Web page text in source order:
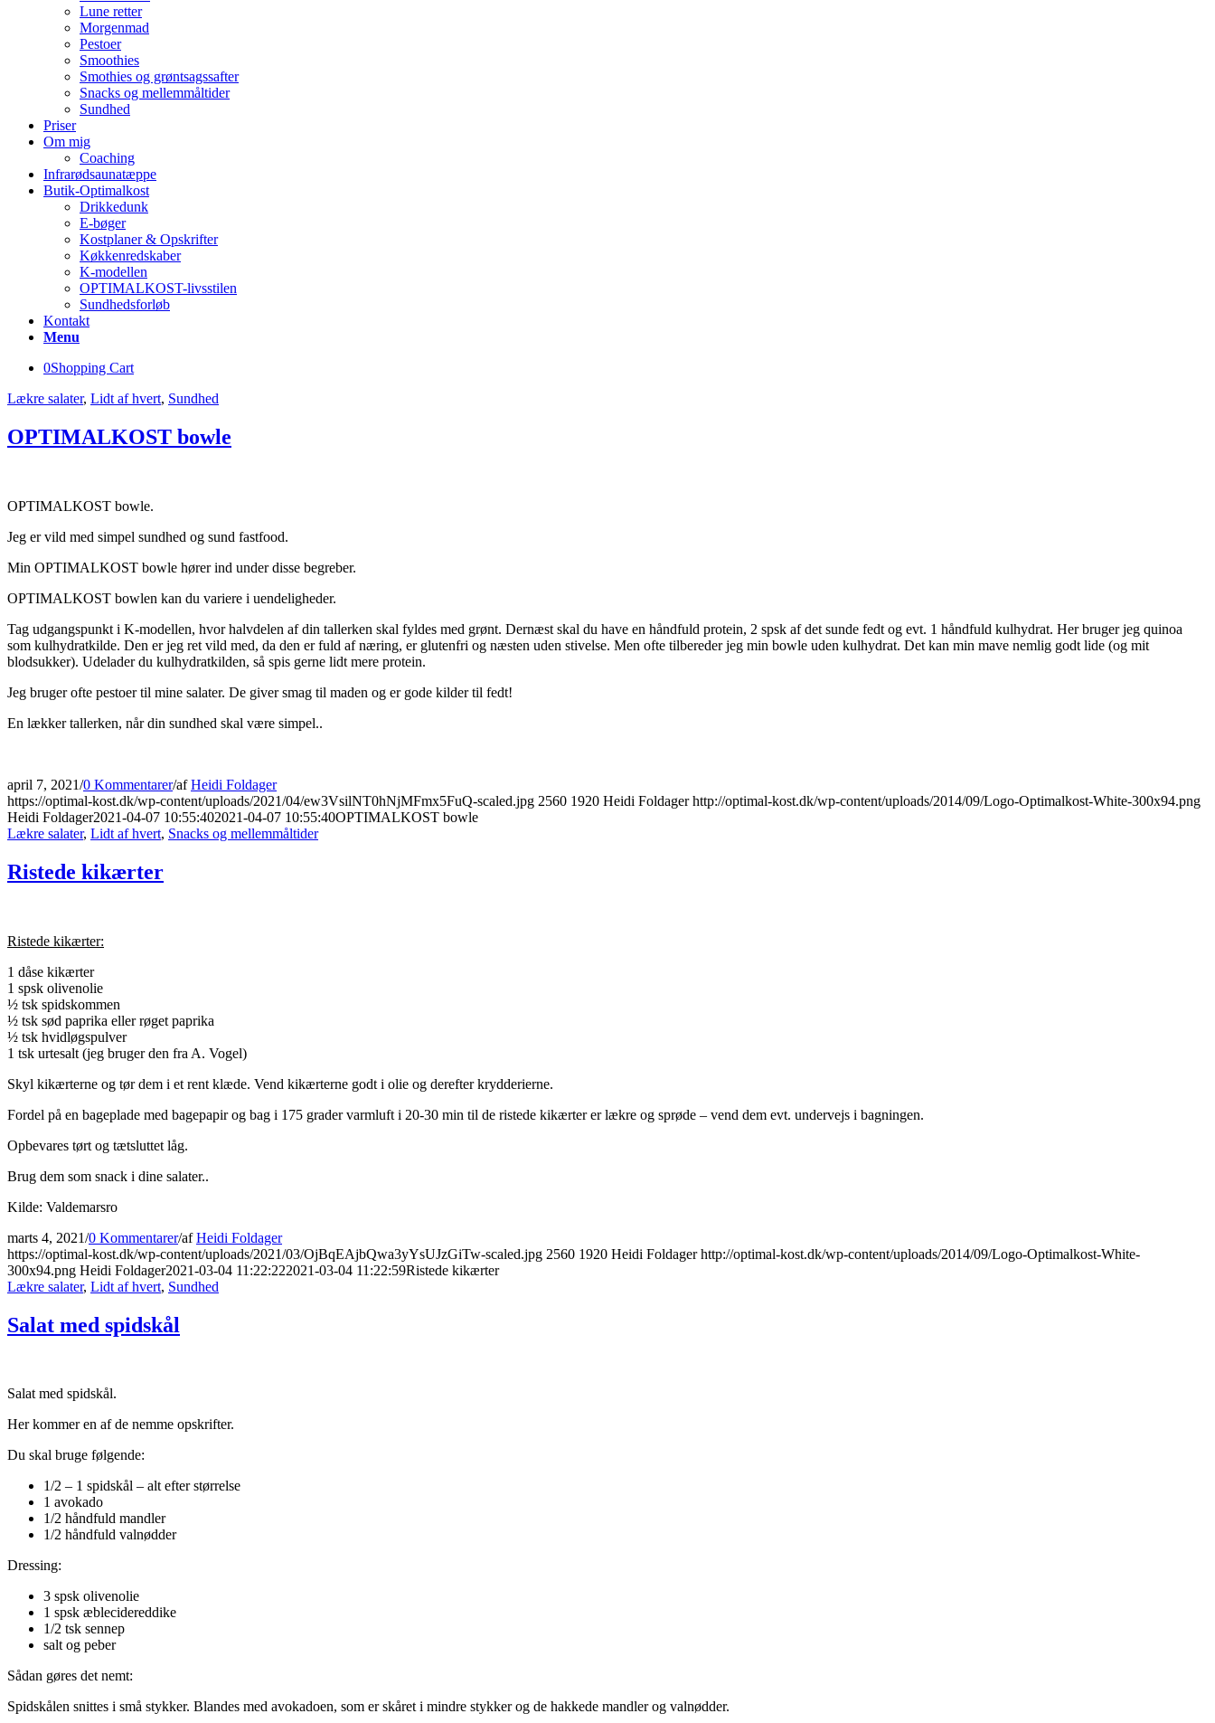
Lune retter
Morgenmad
Pestoer
Smoothies
Smothies og grøntsagssafter
Snacks og mellemmåltider
Sundhed
Priser
Om mig
Coaching
Infrarødsaunatæppe
Butik-Optimalkost
Drikkedunk
E-bøger
Kostplaner & Opskrifter
Køkkenredskaber
K-modellen
OPTIMALKOST-livsstilen
Sundhedsforløb
Kontakt
Menu
0Shopping Cart
Lækre salater, Lidt af hvert, Sundhed
OPTIMALKOST bowle
OPTIMALKOST bowle.
Jeg er vild med simpel sundhed og sund fastfood.
Min OPTIMALKOST bowle hører ind under disse begreber.
OPTIMALKOST bowlen kan du variere i uendeligheder.
Tag udgangspunkt i K-modellen, hvor halvdelen af din tallerken skal fyldes med grønt. Dernæst skal du have en håndfuld protein, 2 spsk af det sunde fedt og evt. 1 håndfuld kulhydrat. Her bruger jeg quinoa
som kulhydratkilde. Den er jeg ret vild med, da den er fuld af næring, er glutenfri og næsten uden stivelse. Men ofte tilbereder jeg min bowle uden kulhydrat. Det kan min mave nemlig godt lide (og mit
blodsukker). Udelader du kulhydratkilden, så spis gerne lidt mere protein.
Jeg bruger ofte pestoer til mine salater. De giver smag til maden og er gode kilder til fedt!
En lækker tallerken, når din sundhed skal være simpel..
april 7, 2021/0 Kommentarer/afHeidi Foldager
https://optimal-kost.dk/wp-content/uploads/2021/04/ew3VsilNT0hNjMFmx5FuQ-scaled.jpg 2560 1920 Heidi Foldager http://optimal-kost.dk/wp-content/uploads/2014/09/Logo-Optimalkost-White-300x94.png
Heidi Foldager2021-04-07 10:55:402021-04-07 10:55:40OPTIMALKOST bowle
Lækre salater, Lidt af hvert, Snacks og mellemmåltider
Ristede kikærter
Ristede kikærter:
1 dåse kikærter
1 spsk olivenolie
½ tsk spidskommen
½ tsk sød paprika eller røget paprika
½ tsk hvidløgspulver
1 tsk urtesalt (jeg bruger den fra A. Vogel)
Skyl kikærterne og tør dem i et rent klæde. Vend kikærterne godt i olie og derefter krydderierne.
Fordel på en bageplade med bagepapir og bag i 175 grader varmluft i 20-30 min til de ristede kikærter er lækre og sprøde – vend dem evt. undervejs i bagningen.
Opbevares tørt og tætsluttet låg.
Brug dem som snack i dine salater..
Kilde: Valdemarsro
marts 4, 2021/0 Kommentarer/afHeidi Foldager
https://optimal-kost.dk/wp-content/uploads/2021/03/OjBqEAjbQwa3yYsUJzGiTw-scaled.jpg 2560 1920 Heidi Foldager http://optimal-kost.dk/wp-content/uploads/2014/09/Logo-Optimalkost-White-
300x94.png Heidi Foldager2021-03-04 11:22:222021-03-04 11:22:59Ristede kikærter
Lækre salater, Lidt af hvert, Sundhed
Salat med spidskål
Salat med spidskål.
Her kommer en af de nemme opskrifter.
Du skal bruge følgende:
1/2 – 1 spidskål – alt efter størrelse
1 avokado
1/2 håndfuld mandler
1/2 håndfuld valnødder
Dressing:
3 spsk olivenolie
1 spsk æblecidereddike
1/2 tsk sennep
salt og peber
Sådan gøres det nemt:
Spidskålen snittes i små stykker. Blandes med avokadoen, som er skåret i mindre stykker og de hakkede mandler og valnødder.